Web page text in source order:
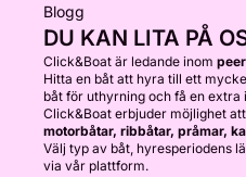
Blogg
DU KAN LITA PÅ
Click&Boat är ledande inom
Hitta en båt att hyra till ett
båt för uthyrning och få en extra
Click&Boat erbjuder möjlighet
motorbåtar, ribbåtar, pråmar,
Välj typ av båt, hyresperiodens
via vår plattform.